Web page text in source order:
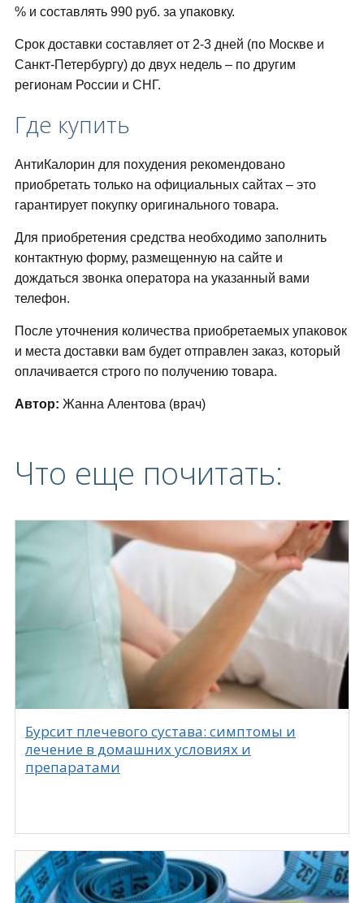
% и составлять 990 руб. за упаковку.
Срок доставки составляет от 2-3 дней (по Москве и
Санкт-Петербургу) до двух недель – по другим
регионам России и СНГ.
Где купить
АнтиКалорин для похудения рекомендовано
приобретать только на официальных сайтах – это
гарантирует покупку оригинального товара.
Для приобретения средства необходимо заполнить
контактную форму, размещенную на сайте и
дождаться звонка оператора на указанный вами
телефон.
После уточнения количества приобретаемых упаковок
и места доставки вам будет отправлен заказ, который
оплачивается строго по получению товара.
Автор: Жанна Алентова (врач)
Что еще почитать:
Бурсит плечевого сустава: симптомы и
лечение в домашних условиях и
препаратами